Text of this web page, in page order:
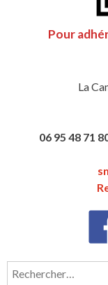
Pour
La
06 95 48 71
Rechercher :